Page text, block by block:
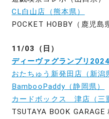
CL白山店（熊本県）
POCKET HOBBY（鹿児島
11/03（日）
ディーヴァグランプリ
おたちゅう新発田店（新潟
BambooPaddy（静岡県）
カードボックス 津店（三
TSUTAYA BOOK GARAGE